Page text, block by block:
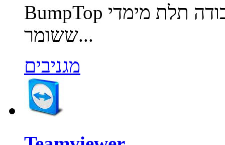
BumpTop הוא כיף, אינטואיטיבי, שולחן עבודה תלת מימדי
ששומר...
מגניבים